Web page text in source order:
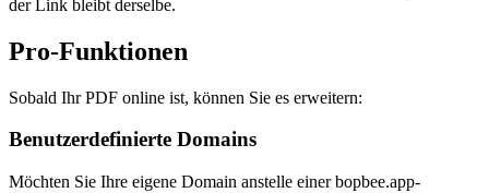
der Link bleibt derselbe.
Pro-Funktionen
Sobald Ihr PDF online ist, können Sie es erweitern:
Benutzerdefinierte Domains
Möchten Sie Ihre eigene Domain anstelle einer bopbee.app-